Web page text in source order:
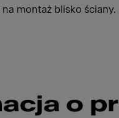
montaż blisko ściany.
o